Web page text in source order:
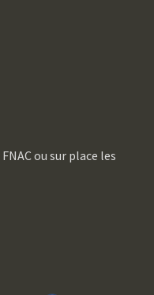
ou sur place les